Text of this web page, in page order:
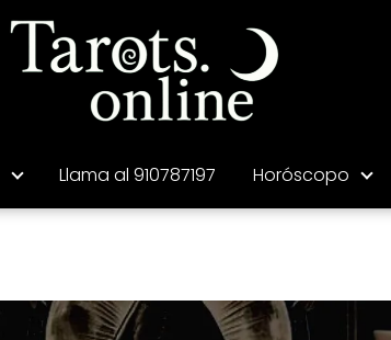
Llama al 910787197 Horóscopo